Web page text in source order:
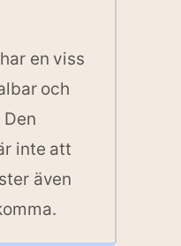
en viss
och
inte att
även